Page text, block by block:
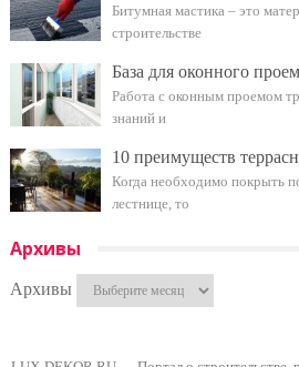
Битумная мастика – это
строительстве
База для оконного
Работа с оконным проемом
знаний и
10 преимуществ
Когда необходимо покрыть
лестнице, то
Архивы
Архивы